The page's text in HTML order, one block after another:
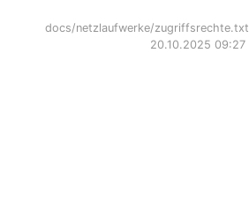
docs/netzlaufwerke/zugriffsrechte.txt
20.10.2025 09:27